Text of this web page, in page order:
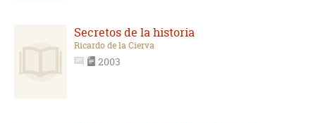
Secretos de la historia
Ricardo de la Cierva
2003